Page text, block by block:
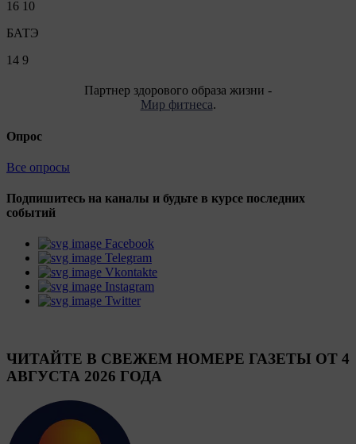
16 10
БАТЭ
14 9
Партнер здорового образа жизни -
Мир фитнеса.
Опрос
Все опросы
Подпишитесь на каналы и будьте в курсе последних
событий
Facebook
Telegram
Vkontakte
Instagram
Twitter
ЧИТАЙТЕ В СВЕЖЕМ НОМЕРЕ ГАЗЕТЫ ОТ 4
АВГУСТА 2026 ГОДА